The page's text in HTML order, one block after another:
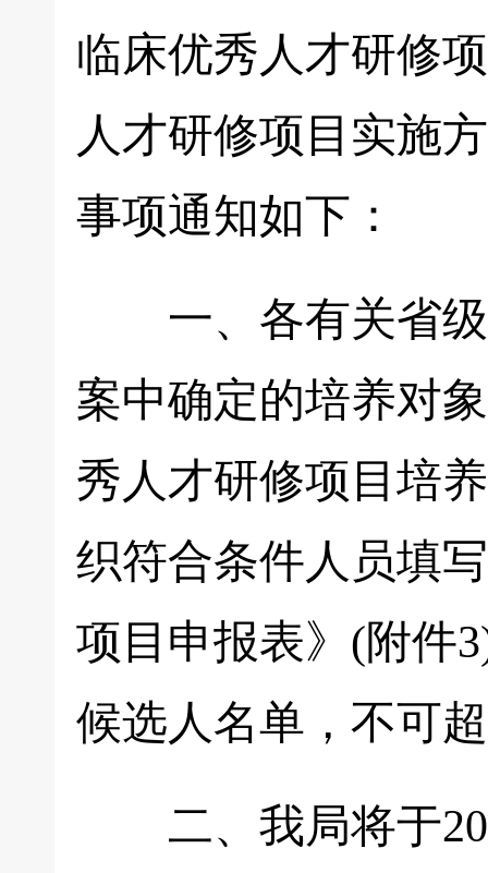
临床优秀人才研修
人才研修项目实施
事项通知如下：
一、各有关省级
案中确定的培养对
秀人才研修项目培
织符合条件人员填
项目申报表》(附件
候选人名单，不可
二、我局将于